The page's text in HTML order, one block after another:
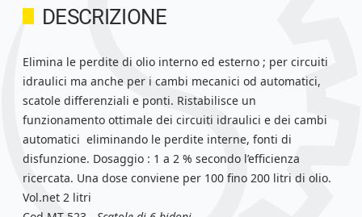
DESCRIZIONE
Elimina le perdite di olio interno ed esterno ; per circuiti
idraulici ma anche per i cambi mecanici od automatici,
scatole differenziali e ponti. Ristabilisce un
funzionamento ottimale dei circuiti idraulici e dei cambi
automatici eliminando le perdite interne, fonti di
disfunzione. Dosaggio : 1 a 2 % secondo l’efficienza
ricercata. Una dose conviene per 100 fino 200 litri di olio.
Vol.net 2 litri